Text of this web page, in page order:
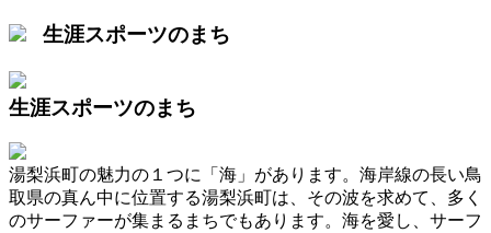
生涯スポーツのまち
生涯スポーツのまち
湯梨浜町の魅力の１つに「海」があります。海岸線の長い鳥
取県の真ん中に位置する湯梨浜町は、その波を求めて、多く
のサーファーが集まるまちでもあります。海を愛し、サーフ